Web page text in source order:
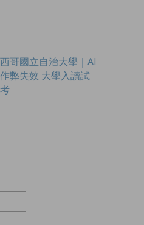
哥國立自治大學｜AI
弊失效 大學入讀試